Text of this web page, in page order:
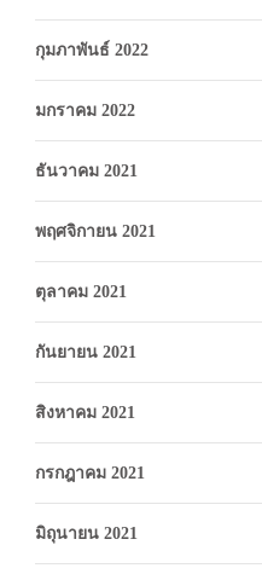
กุมภาพันธ์ 2022
มกราคม 2022
ธันวาคม 2021
พฤศจิกายน 2021
ตุลาคม 2021
กันยายน 2021
สิงหาคม 2021
กรกฎาคม 2021
มิถุนายน 2021